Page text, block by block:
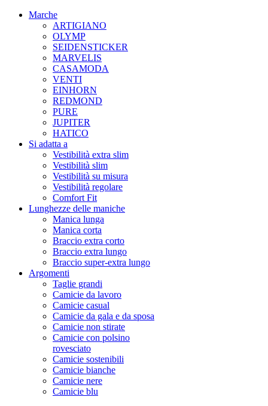
Marche
ARTIGIANO
OLYMP
SEIDENSTICKER
MARVELIS
CASAMODA
VENTI
EINHORN
REDMOND
PURE
JUPITER
HATICO
Si adatta a
Vestibilità extra slim
Vestibilità slim
Vestibilità su misura
Vestibilità regolare
Comfort Fit
Lunghezze delle maniche
Manica lunga
Manica corta
Braccio extra corto
Braccio extra lungo
Braccio super-extra lungo
Argomenti
Taglie grandi
Camicie da lavoro
Camicie casual
Camicie da gala e da sposa
Camicie non stirate
Camicie con polsino
rovesciato
Camicie sostenibili
Camicie bianche
Camicie nere
Camicie blu